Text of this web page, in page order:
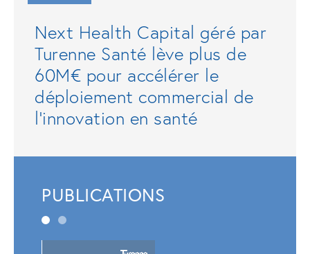
Next Health Capital géré par
Turenne Santé lève plus de
60M€ pour accélérer le
déploiement commercial de
l'innovation en santé
PUBLICATIONS